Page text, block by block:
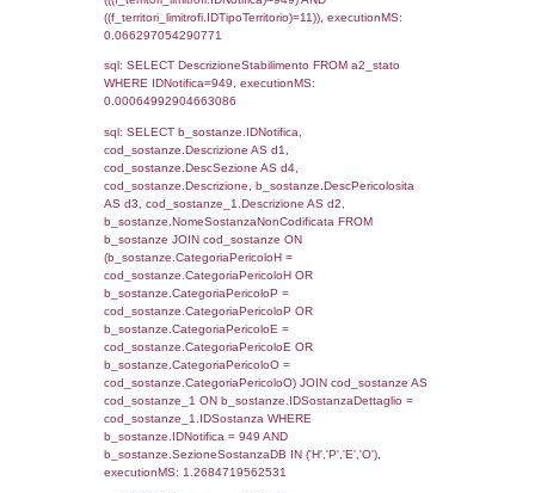
JOIN cod_territori_tipologia ON
(reg_f_territori_limitrofi.IDTipologiaTerritorio =
cod_territori_tipologia.IDTipologiaTerritorio)
(reg_f_territori_limitrofi.IDTipoTerritorio =
cod_territori_tipologia.IDTerritorioTP)
0.00036191940307617
sql: SELECT f_territori_limitrofi.Distanza,
f_territori_limitrofi.Direzione,
f_territori_limitrofi.Denominazione,
rofi.DescAltro FROM f_territori_limitrofi
cod_territori_tipologia ON
(f_territori_limitrofi.IDTipologiaTerritorio =
cod_territori_tipologia.IDTipologiaTerritorio)
(f_territori_limitrofi.IDTipoTerritorio =